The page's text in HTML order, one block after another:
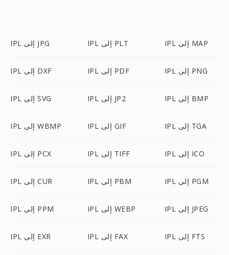
IPL إلى JPG IPL إلى PLT IPL إلى MAP
IPL إلى DXF IPL إلى PDF IPL إلى PNG
IPL إلى SVG IPL إلى JP2 IPL إلى BMP
IPL إلى WBMP IPL إلى GIF IPL إلى TGA
IPL إلى PCX IPL إلى TIFF IPL إلى ICO
IPL إلى CUR IPL إلى PBM IPL إلى PGM
IPL إلى PPM IPL إلى WEBP IPL إلى JPEG
IPL إلى EXR IPL إلى FAX IPL إلى FTS